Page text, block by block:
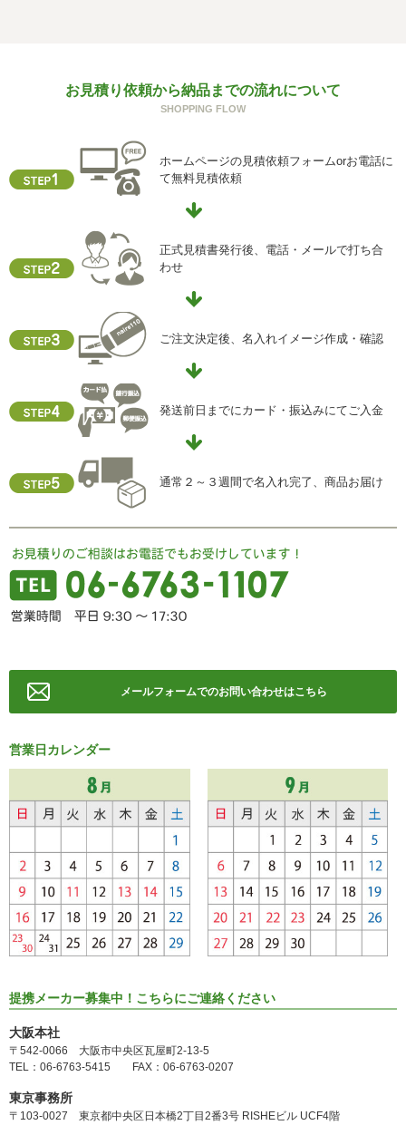
ご本人からの求めにより、当社が保有する保有個人データ
に関する開示、利用目的の通知、内容の訂正・追加または
供記録の開示(以下、開示等という)に応じます。
開示等に応ずる窓口は、下記「当社の個人情報の取扱いに
関する苦情、相談等の問合せ先」を参照してください。
クッキーやウェブビーコン等を用いるなどして、本人が容
易に認識できない方法による個人情報の取得を行っており
ません。
i) 個人情報保護方針
当社ホームページの個人情報保護方針をご覧下さい
住所 ：大阪市中央区瓦屋町2-13-5
TEL ： 06-6763-5415
FAX ： 06-6763-0829
お見積り依頼から納品までの流れについて
SHOPPING FLOW
ホームページの見積依頼フォームorお電話に
て無料見積依頼
正式見積書発行後、電話・メールで打ち合
わせ
ご注文決定後、名入れイメージ作成・確認
発送前日までにカード・振込みにてご入金
通常２～３週間で名入れ完了、商品お届け
メールフォームでのお問い合わせはこちら
営業日カレンダー
提携メーカー募集中！こちらにご連絡ください
大阪本社
〒542-0066 大阪市中央区瓦屋町2-13-5
TEL：06-6763-5415 FAX：06-6763-0207
東京事務所
〒103-0027 東京都中央区日本橋2丁目2番3号 RISHEビル UCF4階